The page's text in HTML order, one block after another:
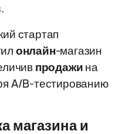
.
стартап
онлайн-магазин
продажина
A/B-тестированию
магазина и